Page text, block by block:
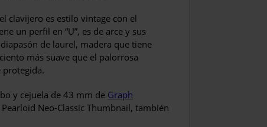
clavijero es estilo vintage con el
un perfil en “U”, es de arce y sus
de laurel, madera que tiene
más suave que el palorrosa
protegida.
y cejuela de 43 mm de Graph
Neo-Classic Thumbnail, también